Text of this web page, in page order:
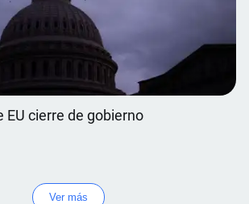
EU cierre de gobierno
Ver más